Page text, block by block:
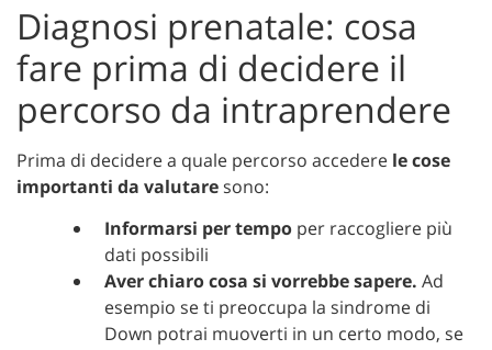
Diagnosi prenatale: cosa
fare prima di decidere il
percorso da intraprendere
Prima di decidere a quale percorso accedere le cose
importanti da valutaresono:
Informarsi per tempo per raccogliere più
dati possibili
Aver chiaro cosa si vorrebbe sapere. Ad
esempio se ti preoccupa la sindrome di
Down potrai muoverti in un certo modo, se